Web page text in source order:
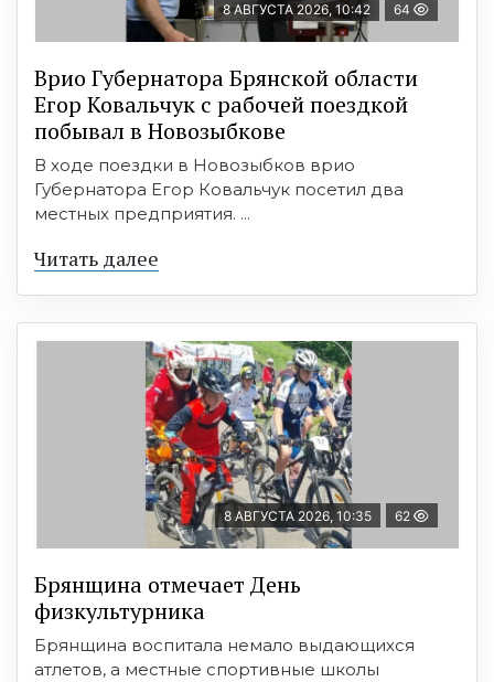
8 АВГУСТА 2026, 10:42 64
Врио Губернатора Брянской области
Егор Ковальчук с рабочей поездкой
побывал в Новозыбкове
В ходе поездки в Новозыбков врио
Губернатора Егор Ковальчук посетил два
местных предприятия. ...
Читать далее
8 АВГУСТА 2026, 10:35 62
Брянщина отмечает День
физкультурника
Брянщина воспитала немало выдающихся
атлетов, а местные спортивные школы